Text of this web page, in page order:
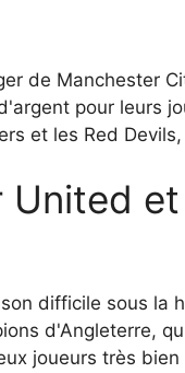
de Manchester
pour leurs
et les Red
United
difficile sous la
d'Angleterre,
joueurs très bien